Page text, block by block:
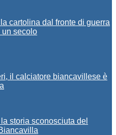
cartolina dal fronte di guerra
un secolo
il calciatore biancavillese è
storia sconosciuta del